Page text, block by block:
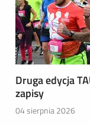
Druga edycja
zapisy
04 sierpnia 2026